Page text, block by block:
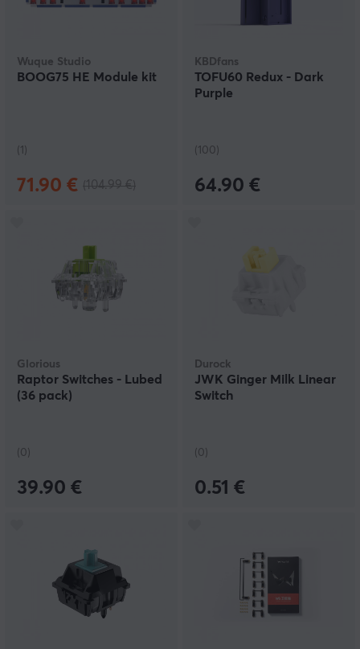
Wuque Studio
BOOG75 HE Module kit
(1)
71.90 €
KBDfans
TOFU60 Redux - Dark
Purple
(100)
64.90 €
Glorious
Raptor Switches - Lubed
(36 pack)
(0)
39.90 €
Durock
JWK Ginger Milk Linear
Switch
(0)
0.51 €